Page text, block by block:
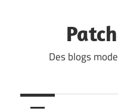
Des blogs